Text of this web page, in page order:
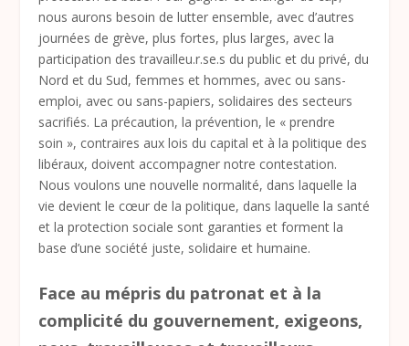
nous aurons besoin de lutter ensemble, avec d’autres
journées de grève, plus fortes, plus larges, avec la
participation des travailleu.r.se.s du public et du privé, du
Nord et du Sud, femmes et hommes, avec ou sans-
emploi, avec ou sans-papiers, solidaires des secteurs
sacrifiés. La précaution, la prévention, le « prendre
soin », contraires aux lois du capital et à la politique des
libéraux, doivent accompagner notre contestation.
Nous voulons une nouvelle normalité, dans laquelle la
vie devient le cœur de la politique, dans laquelle la santé
et la protection sociale sont garanties et forment la
base d’une société juste, solidaire et humaine.
Face au mépris du patronat et à la
complicité du gouvernement, exigeons,